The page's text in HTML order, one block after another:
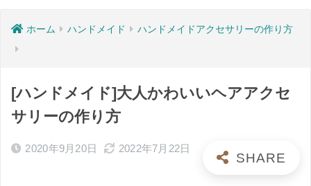
ホーム ハンドメイド ハンドメイドアクセサリーの作り方
[ハンドメイド]大人かわいいヘアアクセ
サリーの作り方
2020年9月20日 2022年7月22日